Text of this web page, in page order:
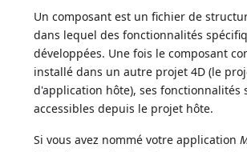
Un composant est un fichier de
dans lequel des fonctionnalités
développées. Une fois le composant
installé dans un autre projet 4D (le
d'application hôte), ses fonctionnalités
accessibles depuis le projet hôte.
Si vous avez nommé votre application